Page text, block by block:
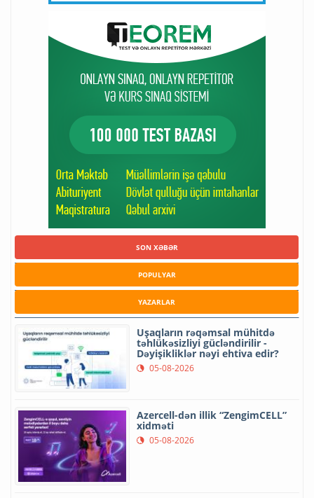
SON XƏBƏR
POPULYAR
YAZARLAR
Uşaqların rəqəmsal mühitdə
təhlükəsizliyi gücləndirilir -
Dəyişikliklər nəyi ehtiva edir?
05-08-2026
Azercell-dən illik “ZengimCELL”
xidməti
05-08-2026